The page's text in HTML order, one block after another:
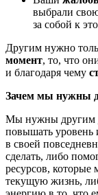
выбрали
за собой к
Другим нужно
момент, то, что
и благодаря чему
Зачем мы нужны
Мы нужны другим
повышать уровень
в своей
сделать, либо
ресурсов,
текущую жизнь,